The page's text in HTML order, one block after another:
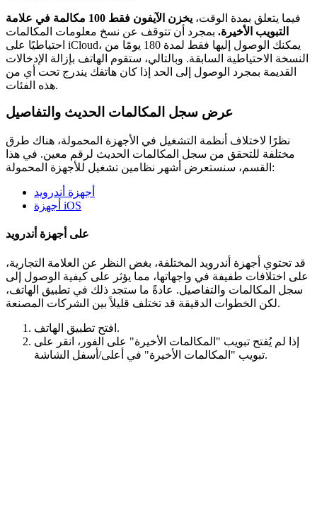
فيما يتعلق بمدة الوقت،
يخزن الآيفون فقط 100 مكالمة في علامة
التبويب الأخيرة. بمجرد أن تتوقف عن نسخ معلومات المكالمات
احتياطيًا على iCloud، يمكنك الوصول إليها فقط لمدة 180 يومًا من
النسخة الاحتياطية السابقة. وبالتالي، ستقوم الهاتف بإزالة الإدخالات
القديمة بمجرد الوصول إلى الحد إذا كان هاتفك يندرج تحت أي من
هذه الفئات.
عرض سجل المكالمات الحديث والتفاصيل
نظرًا لاختلاف أنظمة التشغيل في الأجهزة المحمولة، هناك طرق
مختلفة للتحقق من سجل المكالمات الحديث لرقم معين. في هذا
القسم، سنستعرض أشهر نظامين تشغيل للأجهزة المحمولة:
أجهزة أندرويد
أجهزة iOS
على أجهزة أندرويد
قد تحتوي أجهزة أندرويد المختلفة، بغض النظر عن العلامة التجارية،
على اختلافات طفيفة في واجهاتها، مما يؤثر على كيفية الوصول إلى
سجل المكالمات والتفاصيل. عادةً ما ستجد ذلك في تطبيق الهاتف،
لكن الخطوات الدقيقة قد تختلف قليلاً بين الشركات المصنعة.
افتح تطبيق الهاتف.
إذا لم يُفتح تبويب "المكالمات الأخيرة" على الفور، انقر على
تبويب "المكالمات الأخيرة" في أعلى/أسفل الشاشة.